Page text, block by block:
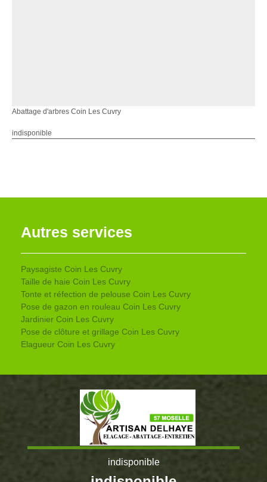
Abattage d'arbres Coin Les Cuvry
indisponible
Autres services
Paysagiste Coin Les Cuvry
Taille de haie Coin Les Cuvry
Tonte et réfection de pelouse Coin Les Cuvry
Pose de gazon en rouleau Coin Les Cuvry
Jardinier Coin Les Cuvry
Pose de clôture et grillage Coin Les Cuvry
Elagueur Coin Les Cuvry
indisponible